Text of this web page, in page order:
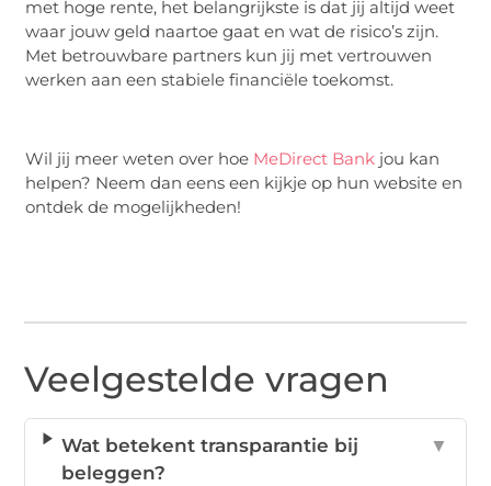
met hoge rente, het belangrijkste is dat jij altijd weet
waar jouw geld naartoe gaat en wat de risico’s zijn.
Met betrouwbare partners kun jij met vertrouwen
werken aan een stabiele financiële toekomst.
Wil jij meer weten over hoe MeDirect Bank jou kan
helpen? Neem dan eens een kijkje op hun website en
ontdek de mogelijkheden!
Veelgestelde vragen
Wat betekent transparantie bij
beleggen?
▼